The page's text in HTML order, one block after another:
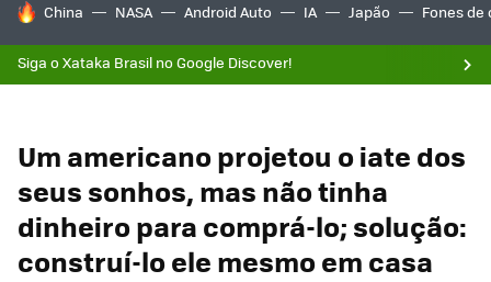
TENDÊNCIAS DO DIA
China NASA Android Auto IA Japão Fones de
Siga o Xataka Brasil no Google Discover!
Um americano projetou o iate dos
seus sonhos, mas não tinha
dinheiro para comprá-lo; solução:
construí-lo ele mesmo em casa